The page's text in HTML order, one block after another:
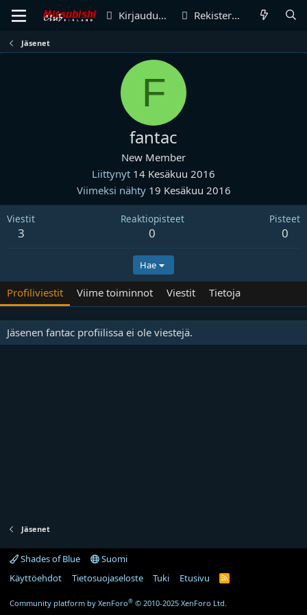
Kirjaudu sisään Rekisteröidy
Jäsenet
F
fantac
New Member
Liittynyt 14 Kesäkuu 2016
Viimeksi nähty 19 Kesäkuu 2016
Viestit
3
Reaktiopisteet
0
Pisteet
0
Hae
Profiliviestit Viime toiminnot Viestit Tietoja
Jäsenen fantac profiilissa ei ole viestejä.
Jäsenet
Shades of Blue
Suomi
Käyttöehdot
Tietosuojaseloste Tuki Etusivu
R
Community platform by XenForo® © 2010-2025 XenForo Ltd.